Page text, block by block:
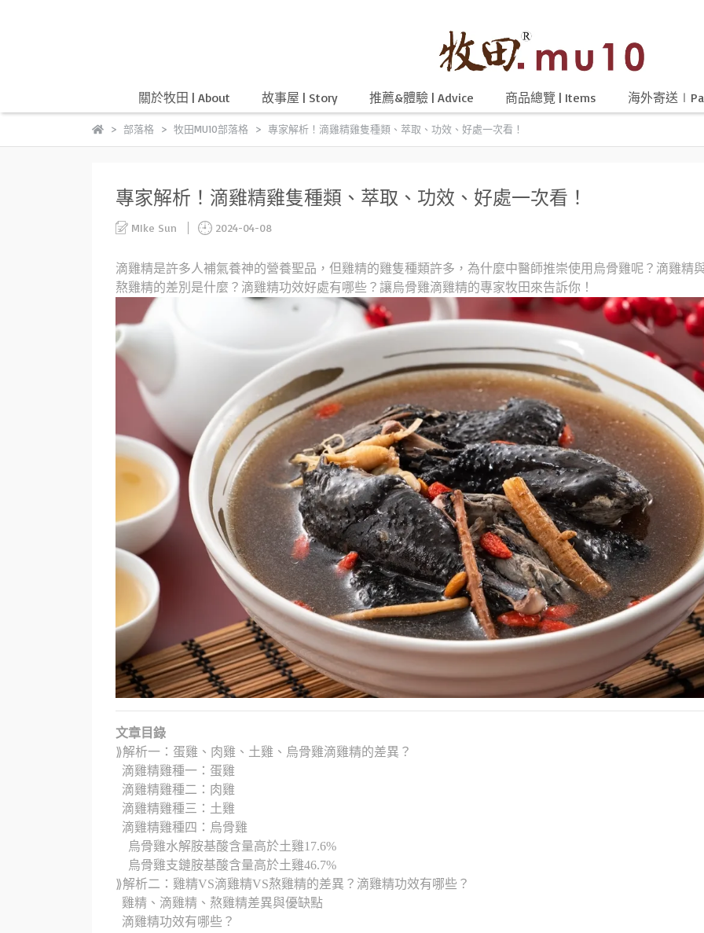
關於牧田 | About 故事屋 | Story 推薦&體驗 | Advice 商品總覽 | Items 海外寄送
部落格 牧田MU10部落格 專家解析！滴雞精雞隻種類、萃取、功效、好處一次看！
專家解析！滴雞精雞隻種類、萃取、功效、好處一次看！
MIke Sun 2024-04-08
滴雞精是許多人補氣養神的營養聖品，但雞精的雞隻種類許多，為什麼中醫師推崇使用烏骨雞呢？滴雞精
熬雞精的差別是什麼？滴雞精功效好處有哪些？讓烏骨雞滴雞精的專家牧田來告訴你！
文章目錄
⟫解析一：蛋雞、肉雞、土雞、烏骨雞滴雞精的差異？
滴雞精雞種一：蛋雞
滴雞精雞種二：肉雞
滴雞精雞種三：土雞
滴雞精雞種四：烏骨雞
烏骨雞水解胺基酸含量高於土雞17.6%
烏骨雞支鏈胺基酸含量高於土雞46.7%
⟫解析二：雞精VS滴雞精VS熬雞精的差異？滴雞精功效有哪些？
雞精、滴雞精、熬雞精差異與優缺點
滴雞精功效有哪些？